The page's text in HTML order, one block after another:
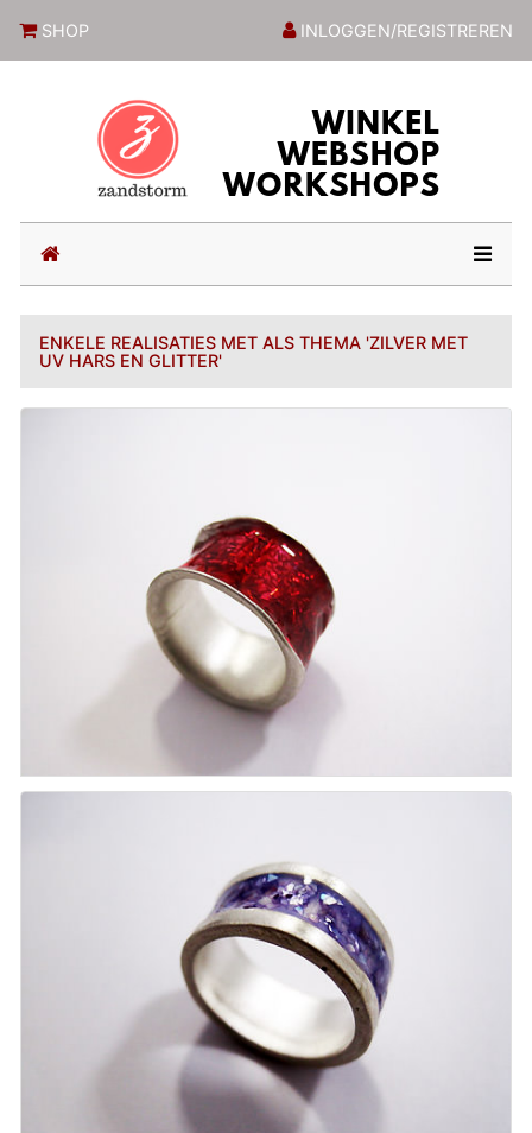
SHOP INLOGGEN/REGISTREREN
(current)
ENKELE REALISATIES MET ALS THEMA 'ZILVER MET
UV HARS EN GLITTER'